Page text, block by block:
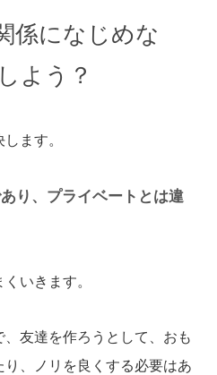
係になじめな
よう？
ます。
り、プライベートとは違
いきます。
友達を作ろうとして、おも
、ノリを良くする必要はあ